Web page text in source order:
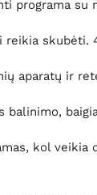
programa
reikia
aparatų ir
balinimo,
kol veikia